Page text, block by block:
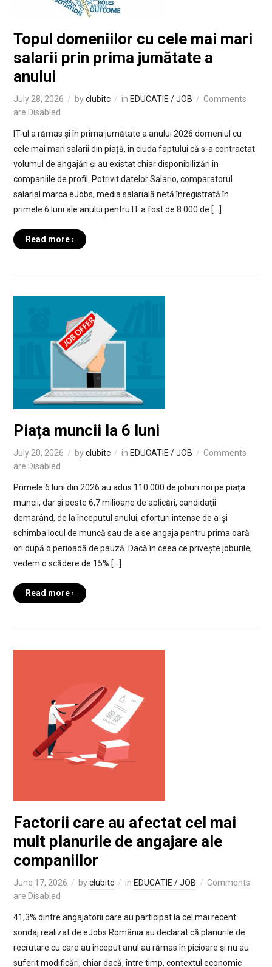
Topul domeniilor cu cele mai mari
salarii prin prima jumătate a
anului
July 28, 2026 byclubitc in EDUCATIE / JOB
Comments
are Disabled
IT-ul a rămas și în prima jumătate a anului 2026 domeniul cu
cele mai mari salarii din piață, în ciuda faptului că s-a contractat
volumul de angajări și au existat chiar disponibilizări în
companiile de profil. Potrivit datelor Salario, comparatorul
salarial marca eJobs, media salarială netă înregistrată în
primele 6 luni ale anului pentru IT a fost de 8.000 de […]
Read more ›
Piața muncii la 6 luni
July 20, 2026 byclubitc in EDUCATIE / JOB
Comments
are Disabled
Primele 6 luni din 2026 au adus 110.000 de joburi noi pe piața
muncii, dar și peste 6,7 milioane de aplicări, candidații
demarând, de la începutul anului, eforturi intense de a-și
schimba locul de muncă sau de a se angaja pentru prima oară
ori după o perioadă de pauză. Dacă în ceea ce privește joburile,
vedem o scădere de 15% […]
Read more ›
Factorii care au afectat cel mai
mult planurile de angajare ale
companiilor
June 17, 2026 byclubitc in EDUCATIE / JOB
Comments
are Disabled
41,3% dintre angajatorii care au participat la cel mai recent
sondaj realizat de eJobs România au declarat că planurile de
recrutare cu care au început anul au rămas în picioare și nu au
suferit modificări, chiar dacă, între timp, contextul economic